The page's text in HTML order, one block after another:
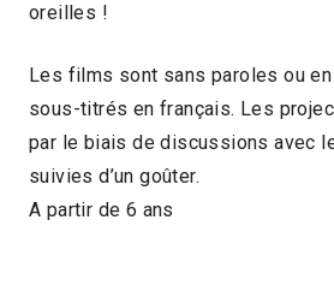
oreilles !
Les films sont sans paroles ou
sous-titrés en français. Les
par le biais de discussions avec
suivies d’un goûter.
A partir de 6 ans